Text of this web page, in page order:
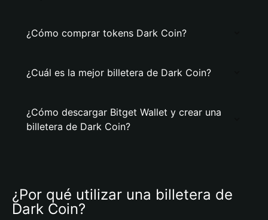
¿Cómo comprar tokens Dark Coin?
¿Cuál es la mejor billetera de Dark Coin?
¿Cómo descargar Bitget Wallet y crear una
billetera de Dark Coin?
¿Por qué utilizar una billetera de
Dark Coin?